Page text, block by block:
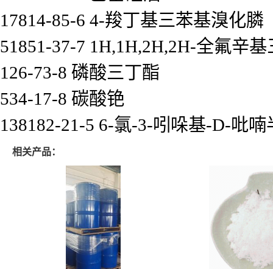
17814-85-6 4-羧丁基三苯基溴化膦
51851-37-7 1H,1H,2H,2H-全氟辛
126-73-8 磷酸三丁酯
534-17-8 碳酸铯
138182-21-5 6-氯-3-吲哚基-D-吡喃
相关产品：